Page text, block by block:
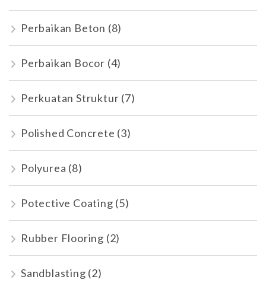
Perbaikan Beton (8)
Perbaikan Bocor (4)
Perkuatan Struktur (7)
Polished Concrete (3)
Polyurea (8)
Potective Coating (5)
Rubber Flooring (2)
Sandblasting (2)